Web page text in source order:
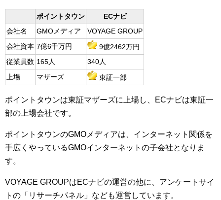
ポイントタウン
ECナビ
会社名
GMOメディア VOYAGE GROUP
会社資本 7億6千万円
9億2462万円
従業員数 165人 340人
上場 マザーズ 東証一部
ポイントタウンは東証マザーズに上場し、ECナビは東証一
部の上場会社です。
ポイントタウンのGMOメディアは、インターネット関係を
手広くやっているGMOインターネットの子会社となりま
す。
VOYAGE GROUPはECナビの運営の他に、アンケートサイ
トの「リサーチパネル」なども運営しています。